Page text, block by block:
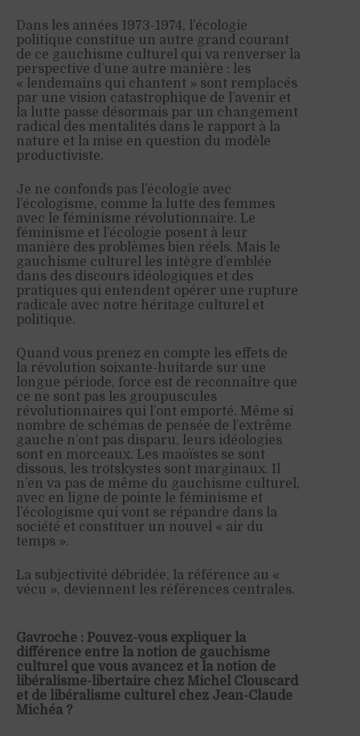
Dans les années 1973-1974, l’écologie
politique constitue un autre grand courant
de ce gauchisme culturel qui va renverser la
perspective d’une autre manière : les
« lendemains qui chantent » sont remplacés
par une vision catastrophique de l’avenir et
la lutte passe désormais par un changement
radical des mentalités dans le rapport à la
nature et la mise en question du modèle
productiviste.
Je ne confonds pas l’écologie avec
l’écologisme, comme la lutte des femmes
avec le féminisme révolutionnaire. Le
féminisme et l’écologie posent à leur
manière des problèmes bien réels. Mais le
gauchisme culturel les intègre d’emblée
dans des discours idéologiques et des
pratiques qui entendent opérer une rupture
radicale avec notre héritage culturel et
politique.
Quand vous prenez en compte les effets de
la révolution soixante-huitarde sur une
longue période, force est de reconnaître que
ce ne sont pas les groupuscules
révolutionnaires qui l’ont emporté. Même si
nombre de schémas de pensée de l’extrême
gauche n’ont pas disparu, leurs idéologies
sont en morceaux. Les maoïstes se sont
dissous, les trotskystes sont marginaux. Il
n’en va pas de même du gauchisme culturel,
avec en ligne de pointe le féminisme et
l’écologisme qui vont se répandre dans la
société et constituer un nouvel « air du
temps ».
La subjectivité débridée, la référence au «
vécu », deviennent les références centrales.
Gavroche : Pouvez-vous expliquer la
différence entre la notion de gauchisme
culturel que vous avancez et la notion de
libéralisme-libertaire chez Michel Clouscard
et de libéralisme culturel chez Jean-Claude
Michéa ?